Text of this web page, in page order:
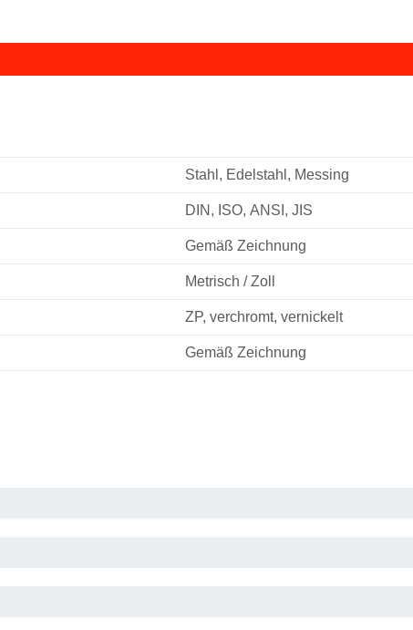
Stahl, Edelstahl, Messing
DIN, ISO, ANSI, JIS
Gemäß Zeichnung
Metrisch / Zoll
ZP, verchromt, vernickelt
Gemäß Zeichnung